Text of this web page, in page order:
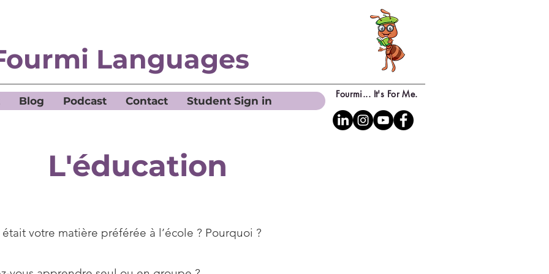
Languages
Fourmi... It's For Me.
Blog Podcast Contact Student Sign in
L'éducation
votre matière préférée à l’école ? Pourquoi ?